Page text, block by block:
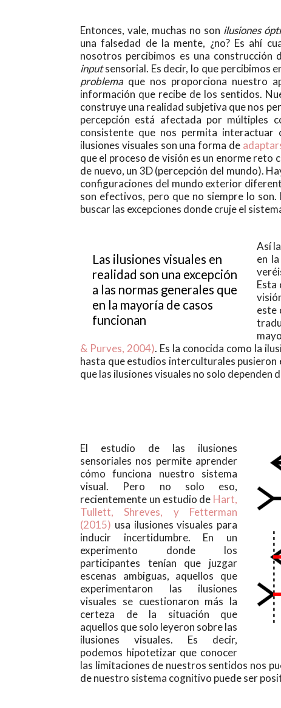
Entonces, vale, muchas no son ilusiones
una falsedad de la mente, ¿no? Es ahí
nosotros percibimos es una
inputsensorial. Es decir, lo que percibimos
problema que nos proporciona nuestro
información que recibe de los sentidos.
construye una realidad subjetiva que nos
percepción está afectada por múltiples
consistente que nos permita
ilusiones visuales son una forma de
que el proceso de visión es un enorme reto
de nuevo, un 3D (percepción del mundo).
configuraciones del mundo exterior
son efectivos, pero que no siempre lo
buscar las excepciones donde cruje el
Las ilusiones visuales en
realidad son una excepción
a las normas generales que
en la mayoría de casos
funcionan
Así
en
Esta
este
& Purves, 2004). Es la conocida como la
hasta que estudios interculturales pusieron
que las ilusiones visuales no solo dependen
El estudio de las ilusiones
sensoriales nos permite aprender
cómo funciona nuestro sistema
visual. Pero no solo eso,
recientemente un estudio de Hart,
Tullett, Shreves, y Fetterman
(2015) usa ilusiones visuales para
inducir incertidumbre. En un
experimento donde los
participantes tenían que juzgar
escenas ambiguas, aquellos que
experimentaron las ilusiones
visuales se cuestionaron más la
certeza de la situación que
aquellos que solo leyeron sobre las
ilusiones visuales. Es decir,
podemos hipotetizar que conocer
las limitaciones de nuestros sentidos nos
de nuestro sistema cognitivo puede ser